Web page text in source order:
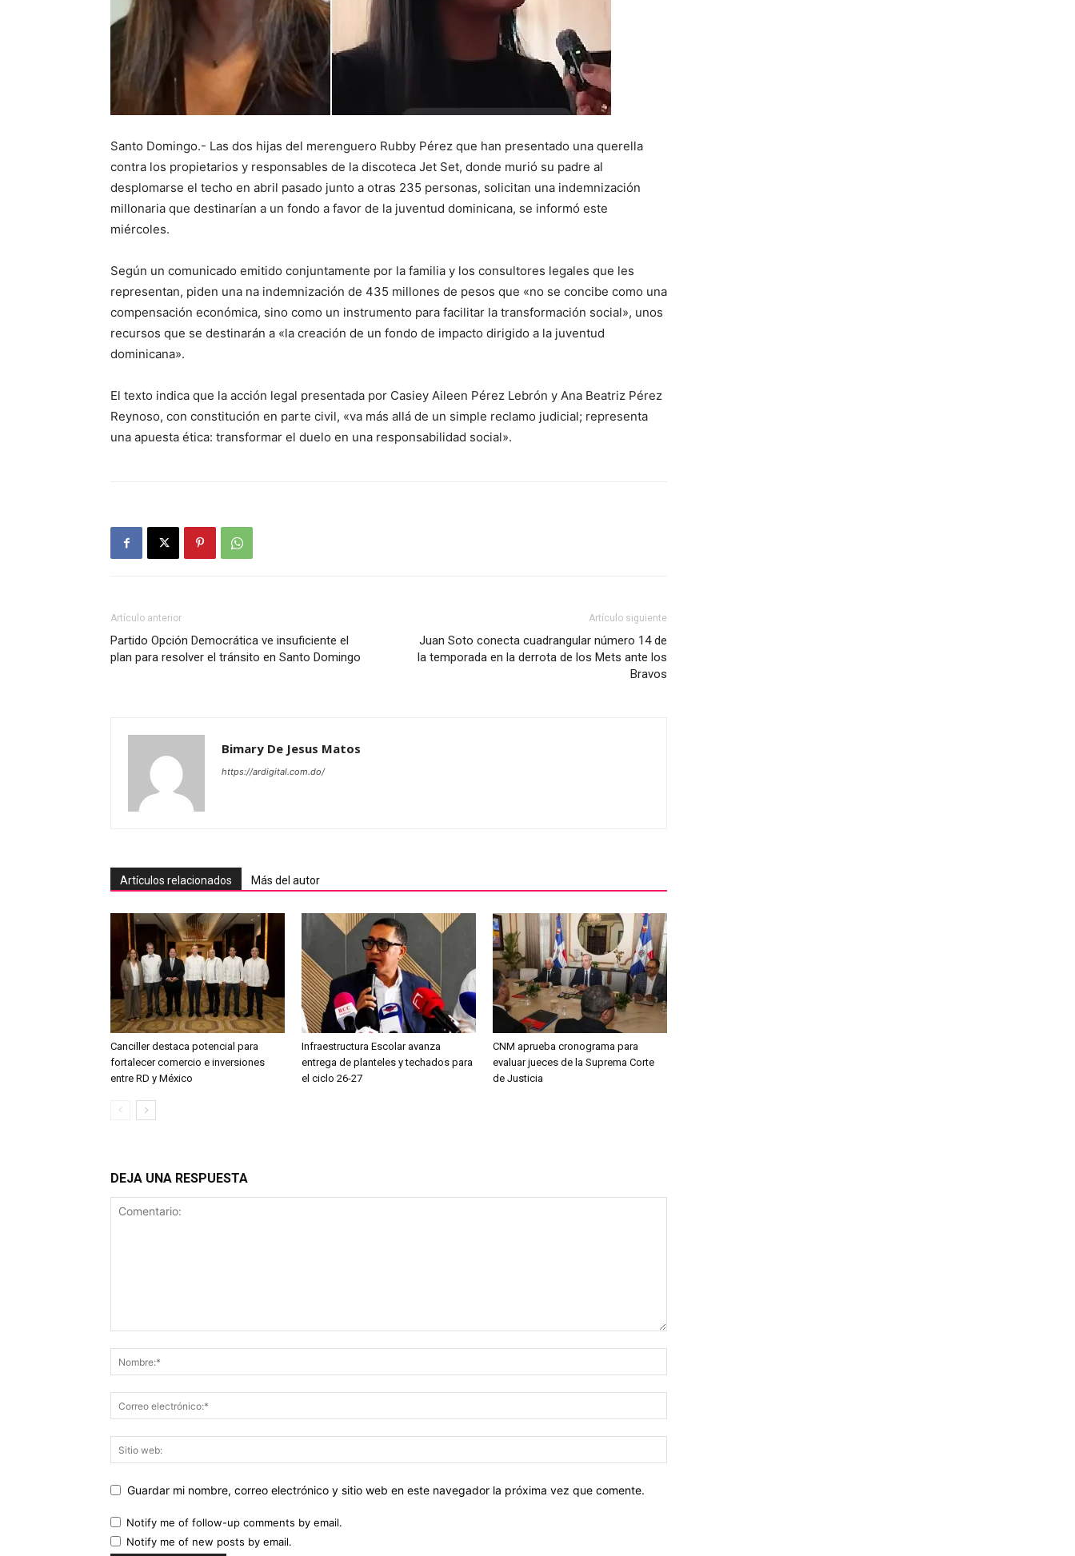
Santo Domingo.- Las dos hijas del merenguero Rubby Pérez que han presentado una querella
contra los propietarios y responsables de la discoteca Jet Set, donde murió su padre al
desplomarse el techo en abril pasado junto a otras 235 personas, solicitan una indemnización
millonaria que destinarían a un fondo a favor de la juventud dominicana, se informó este
miércoles.
Según un comunicado emitido conjuntamente por la familia y los consultores legales que les
representan, piden una na indemnización de 435 millones de pesos que «no se concibe como una
compensación económica, sino como un instrumento para facilitar la transformación social», unos
recursos que se destinarán a «la creación de un fondo de impacto dirigido a la juventud
dominicana».
El texto indica que la acción legal presentada por Casiey Aileen Pérez Lebrón y Ana Beatriz Pérez
Reynoso, con constitución en parte civil, «va más allá de un simple reclamo judicial; representa
una apuesta ética: transformar el duelo en una responsabilidad social».
Artículo anterior
Partido Opción Democrática ve insuficiente el
plan para resolver el tránsito en Santo Domingo
Artículo siguiente
Juan Soto conecta cuadrangular número 14 de
la temporada en la derrota de los Mets ante los
Bravos
Bimary De Jesus Matos
https://ardigital.com.do/
Artículos relacionados Más del autor
Canciller destaca potencial para
fortalecer comercio e inversiones
entre RD y México
Infraestructura Escolar avanza
entrega de planteles y techados para
el ciclo 26-27
CNM aprueba cronograma para
evaluar jueces de la Suprema Corte
de Justicia
DEJA UNA RESPUESTA
Guardar mi nombre, correo electrónico y sitio web en este navegador la próxima vez que comente.
Notify me of follow-up comments by email.
Notify me of new posts by email.